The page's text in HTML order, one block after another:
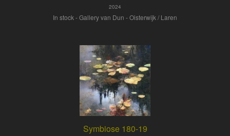
2024
In stock - Gallery van Dun - Oisterwijk / Laren
Symbiose 180-19